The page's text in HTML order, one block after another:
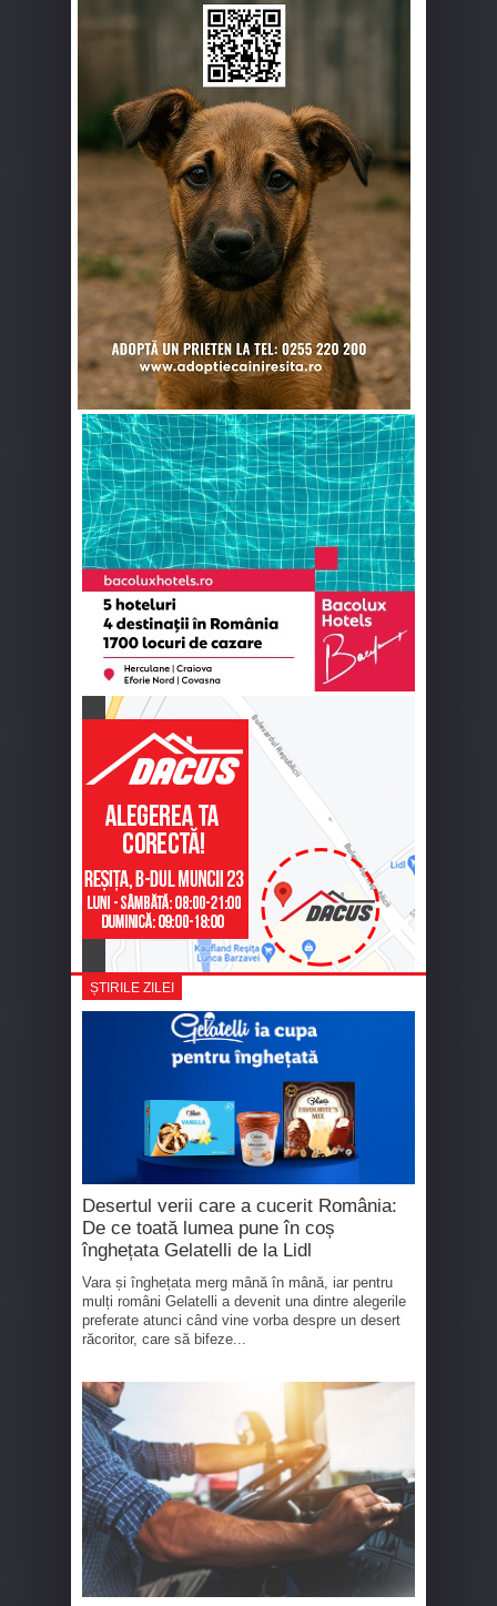
ȘTIRILE ZILEI
Desertul verii care a cucerit România:
De ce toată lumea pune în coș
înghețata Gelatelli de la Lidl
Vara și înghețata merg mână în mână, iar pentru
mulți români Gelatelli a devenit una dintre alegerile
preferate atunci când vine vorba despre un desert
răcoritor, care să bifeze...